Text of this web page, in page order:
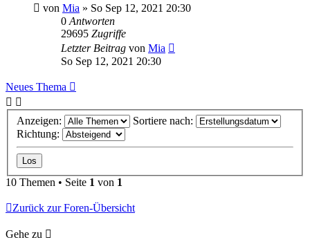
von Mia » So Sep 12, 2021 20:30
0 Antworten
29695 Zugriffe
Letzter Beitrag von Mia
So Sep 12, 2021 20:30
Neues Thema
Anzeigen:
Sortiere nach:
Richtung:
10 Themen • Seite 1 von 1
Zurück zur Foren-Übersicht
Gehe zu